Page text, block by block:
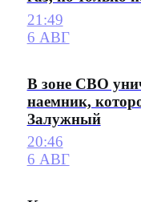
21:49
6 АВГ
В зоне СВО
наемник,
Залужный
20:46
6 АВГ